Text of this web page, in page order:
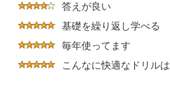
答えが良い
基礎を繰り返し学べる
毎年使ってます
こんなに快適なドリル